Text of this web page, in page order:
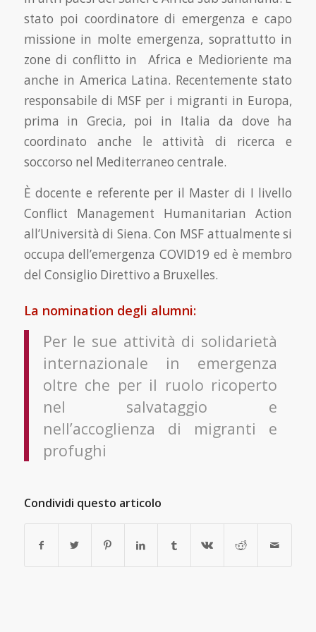
stato poi coordinatore di emergenza e capo
missione in molte emergenza, soprattutto in
zone di conflitto in Africa e Medioriente ma
anche in America Latina. Recentemente stato
responsabile di MSF per i migranti in Europa,
prima in Grecia, poi in Italia da dove ha
coordinato anche le attività di ricerca e
soccorso nel Mediterraneo centrale.
È docente e referente per il Master di I livello
Conflict Management Humanitarian Action
all’Università di Siena. Con MSF attualmente si
occupa dell’emergenza COVID19 ed è membro
del Consiglio Direttivo a Bruxelles.
La nomination degli alumni:
Per le sue attività di solidarietà
internazionale in emergenza
oltre che per il ruolo ricoperto
nel salvataggio e
nell’accoglienza di migranti e
profughi
Condividi questo articolo